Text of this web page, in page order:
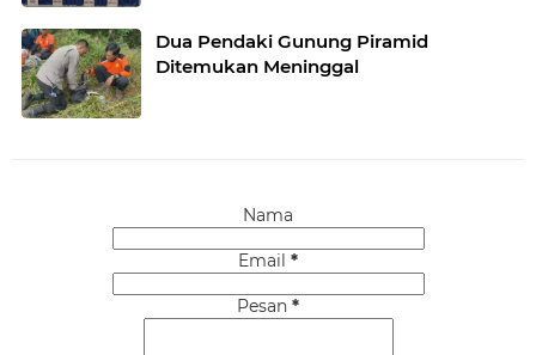
Dua Pendaki Gunung Piramid
Ditemukan Meninggal
Nama
Email *
Pesan *